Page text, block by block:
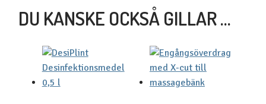
300
mängd
DU KANSKE OCKSÅ GILLAR …